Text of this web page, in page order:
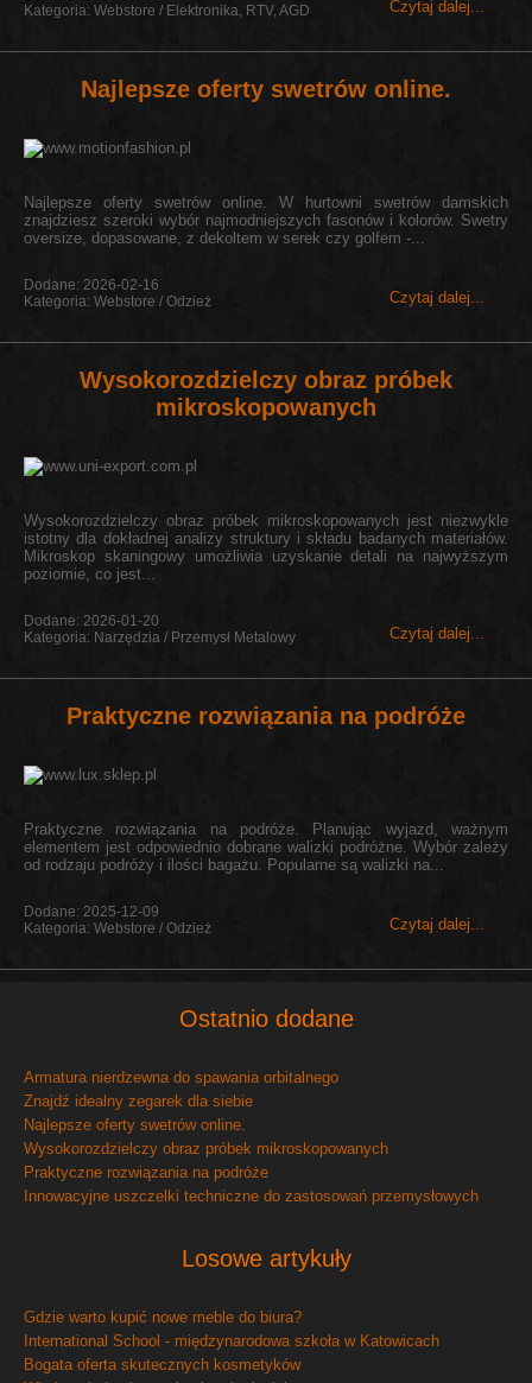
Czytaj dalej...
Kategoria: Webstore / Elektronika, RTV, AGD
Najlepsze oferty swetrów online.
Najlepsze oferty swetrów online. W hurtowni swetrów damskich
znajdziesz szeroki wybór najmodniejszych fasonów i kolorów. Swetry
oversize, dopasowane, z dekoltem w serek czy golfem -...
Czytaj dalej...
Dodane: 2026-02-16
Kategoria: Webstore / Odzież
Wysokorozdzielczy obraz próbek
mikroskopowanych
Wysokorozdzielczy obraz próbek mikroskopowanych jest niezwykle
istotny dla dokładnej analizy struktury i składu badanych materiałów.
Mikroskop skaningowy umożliwia uzyskanie detali na najwyższym
poziomie, co jest...
Czytaj dalej...
Dodane: 2026-01-20
Kategoria: Narzędzia / Przemysł Metalowy
Praktyczne rozwiązania na podróże
Praktyczne rozwiązania na podróże. Planując wyjazd, ważnym
elementem jest odpowiednio dobrane walizki podróżne. Wybór zależy
od rodzaju podróży i ilości bagażu. Popularne są walizki na...
Czytaj dalej...
Dodane: 2025-12-09
Kategoria: Webstore / Odzież
Ostatnio dodane
Armatura nierdzewna do spawania orbitalnego
Znajdź idealny zegarek dla siebie
Najlepsze oferty swetrów online.
Wysokorozdzielczy obraz próbek mikroskopowanych
Praktyczne rozwiązania na podróże
Innowacyjne uszczelki techniczne do zastosowań przemysłowych
Losowe artykuły
Gdzie warto kupić nowe meble do biura?
International School - międzynarodowa szkoła w Katowicach
Bogata oferta skutecznych kosmetyków